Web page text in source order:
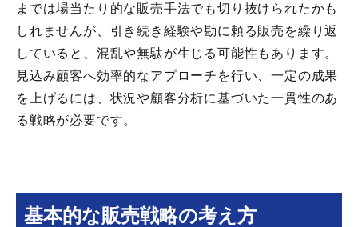
までは場当たり的な販売手法でも切り抜けられたかも
しれませんが、引き続き経験や勘に頼る販売を繰り返
していると、混乱や無駄が生じる可能性もあります。
見込み顧客へ効率的なアプローチを行い、一定の成果
を上げるには、状況や顧客分析に基づいた一貫性のあ
る戦略が必要です。
基本的な販売戦略の考え方